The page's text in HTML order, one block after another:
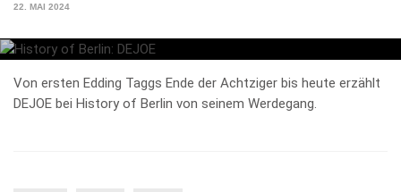
22. MAI 2024
Von ersten Edding Taggs Ende der Achtziger bis heute erzählt
DEJOE bei History of Berlin von seinem Werdegang.